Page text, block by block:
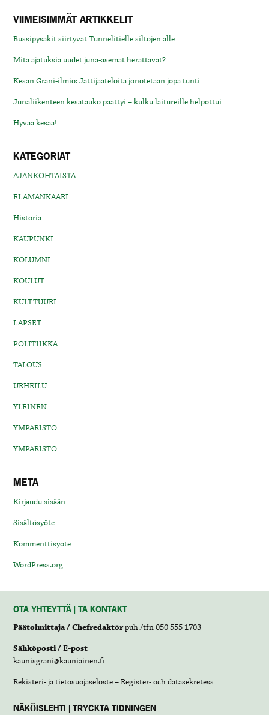
VIIMEISIMMÄT ARTIKKELIT
Bussipysäkit siirtyvät Tunnelitielle siltojen alle
Mitä ajatuksia uudet juna-asemat herättävät?
Kesän Grani-ilmiö: Jättijäätelöitä jonotetaan jopa tunti
Junaliikenteen kesätauko päättyi – kulku laitureille helpottui
Hyvää kesää!
KATEGORIAT
AJANKOHTAISTA
ELÄMÄNKAARI
Historia
KAUPUNKI
KOLUMNI
KOULUT
KULTTUURI
LAPSET
POLITIIKKA
TALOUS
URHEILU
YLEINEN
YMPÄRISTÖ
YMPÄRISTÖ
META
Kirjaudu sisään
Sisältösyöte
Kommenttisyöte
WordPress.org
OTA YHTEYTTÄ | TA KONTAKT
Päätoimittaja / Chefredaktörpuh./tfn 050 555 1703
Sähköposti / E-post
kaunisgrani@kauniainen.fi
Rekisteri- ja tietosuojaseloste – Register- och datasekretess
NÄKÖISLEHTI | TRYCKTA TIDNINGEN